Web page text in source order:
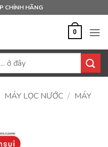
CHÍNH HÃNG
0
MÁY LỌC NƯỚC / MÁY